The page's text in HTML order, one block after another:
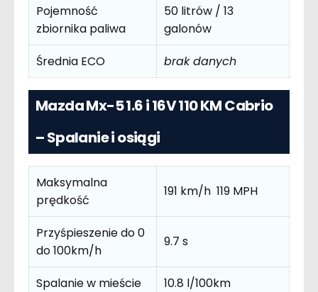
Pojemność
zbiornika paliwa
50 litrów / 13
galonów
Średnia ECO
brak danych
Mazda Mx-5 1.6 i 16V 110 KM Cabrio
– Spalanie i osiągi
Maksymalna
prędkość
191 km/h 119 MPH
Przyśpieszenie do 0
do 100km/h
9.7 s
Spalanie w mieście
10.8 l/100km